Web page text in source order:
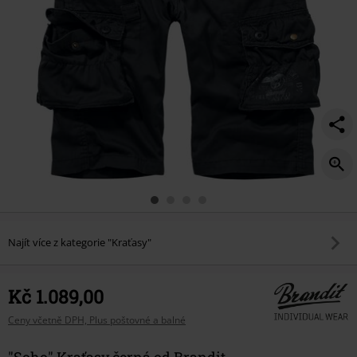
Najít více z kategorie "Kraťasy"
Kč 1.089,00
Ceny včetně DPH, Plus poštovné a balné